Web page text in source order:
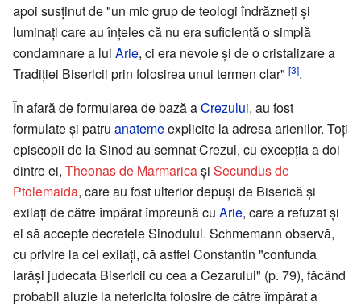
apoi susținut de "un mic grup de teologi îndrăzneți și
luminați care au înțeles că nu era suficientă o simplă
condamnare a lui Arie, ci era nevoie și de o cristalizare a
Tradiției Bisericii prin folosirea unui termen clar" [3].
În afară de formularea de bază aCrezului, au fost
formulate și patru anatemeexplicite la adresa arienilor. Toți
episcopii de la Sinod au semnat Crezul, cu excepția a doi
dintre ei, Theonas de Marmaricași Secundus de
Ptolemaida, care au fost ulterior depuși de Biserică și
exilați de către împărat împreună cu Arie, care a refuzat și
el să accepte decretele Sinodului. Schmemann observă,
cu privire la cei exilați, că astfel Constantin "confunda
iarăși judecata Bisericii cu cea a Cezarului" (p. 79), făcând
probabil aluzie la nefericita folosire de către împărat a